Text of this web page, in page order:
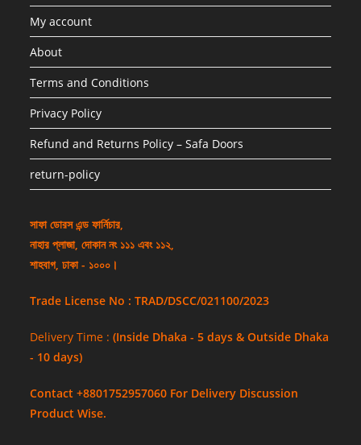
My account
About
Terms and Conditions
Privacy Policy
Refund and Returns Policy – Safa Doors
return-policy
সাফা ডোরস এন্ড ফার্নিচার,
নাহার প্লাজা, দোকান নং ১১১ এবং ১১২,
শাহবাগ, ঢাকা - ১০০০।
Trade License No : TRAD/DSCC/021100/2023
Delivery Time :(Inside Dhaka - 5 days & Outside Dhaka
- 10 days)
Contact +8801752957060 For Delivery Discussion
Product Wise.